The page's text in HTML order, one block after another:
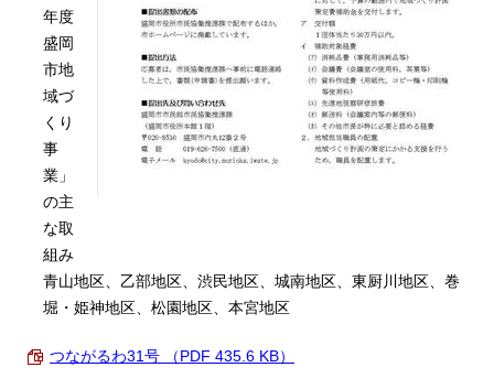
年度
盛岡
市地
域づ
くり
事
業」
の主
な取
組み
青山地区、乙部地区、渋民地区、城南地区、東厨川地区、巻
堀・姫神地区、松園地区、本宮地区
つながるわ31号 （PDF 435.6 KB）